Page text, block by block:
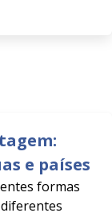
e países
formas